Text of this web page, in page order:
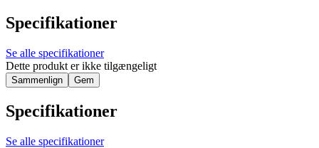
Specifikationer
Se alle specifikationer
Dette produkt er ikke tilgængeligt
Sammenlign Gem
Specifikationer
Se alle specifikationer